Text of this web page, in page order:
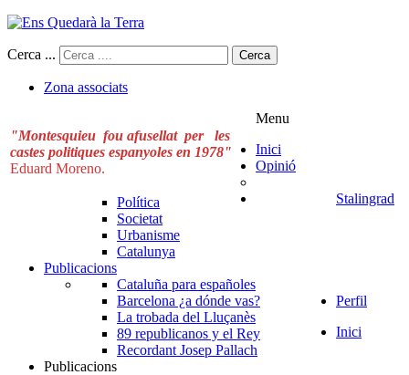
Cerca ... Cerca
Zona associats
"Montesquieu fou afusellat per les
castes politiques espanyoles en 1978"
Eduard Moreno.
Menu
Inici
Opinió
Política
Societat
Urbanisme
Catalunya
Stalingrad
Publicacions
Cataluña para españoles
Barcelona ¿a dónde vas?
La trobada del Lluçanès
89 republicanos y el Rey
Recordant Josep Pallach
Perfil
Inici
Publicacions